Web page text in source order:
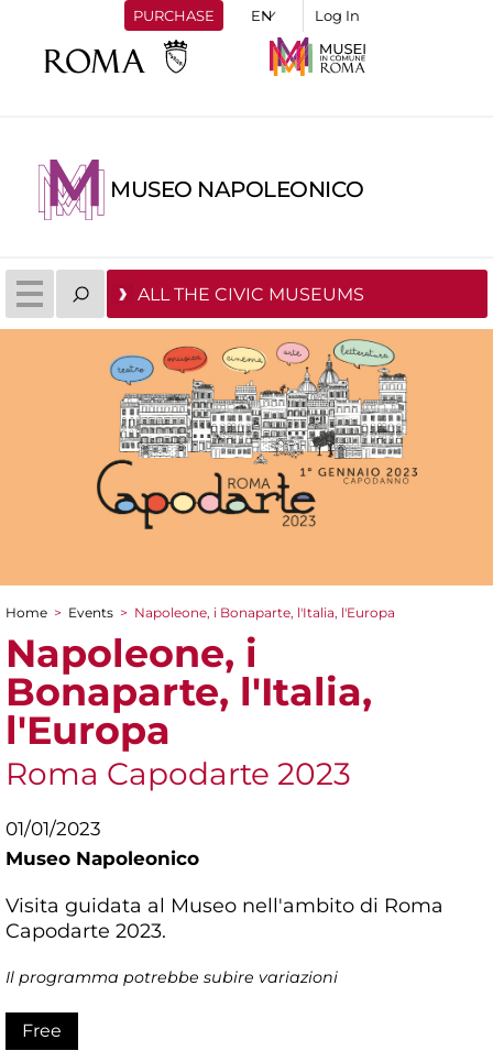
PURCHASE Log In
MUSEO NAPOLEONICO
ALL THE CIVIC MUSEUMS
You are here
Home > Events > Napoleone, i Bonaparte, l'Italia, l'Europa
Napoleone, i
Bonaparte, l'Italia,
l'Europa
Roma Capodarte 2023
01/01/2023
Museo Napoleonico
Visita guidata al Museo nell'ambito di Roma
Capodarte 2023.
Il programma potrebbe subire variazioni
Free